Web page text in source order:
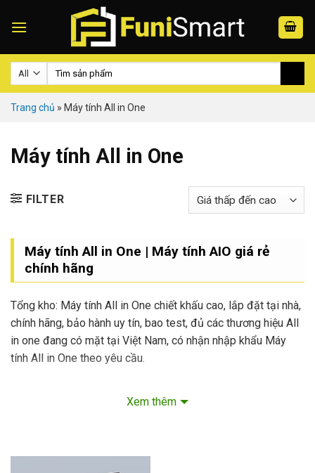
Search
Trang chủ » Máy tính All in One
Máy tính All in One
FILTER
Máy tính All in One | Máy tính AIO giá rẻ
chính hãng
Tổng kho: Máy tính All in One chiết khấu cao, lắp đặt tại nhà,
chính hãng, bảo hành uy tín, bao test, đủ các thương hiệu All
in one đang có mặt tại Việt Nam, có nhận nhập khẩu Máy
tính All in One theo yêu cầu.
Xem thêm